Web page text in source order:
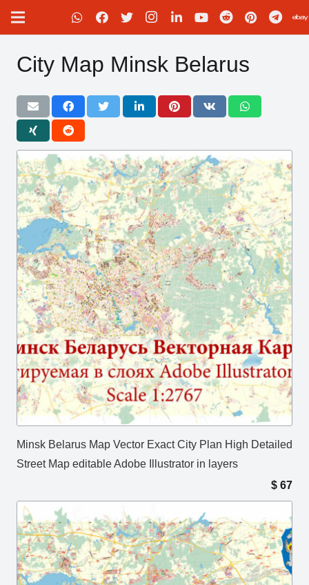
City Map Minsk Belarus
Minsk Belarus Map Vector Exact City Plan High Detailed
Street Map editable Adobe Illustrator in layers
$ 67